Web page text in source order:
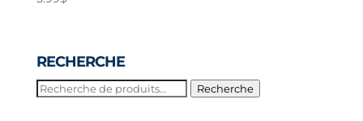
RECHERCHE
Recherche
Recherche